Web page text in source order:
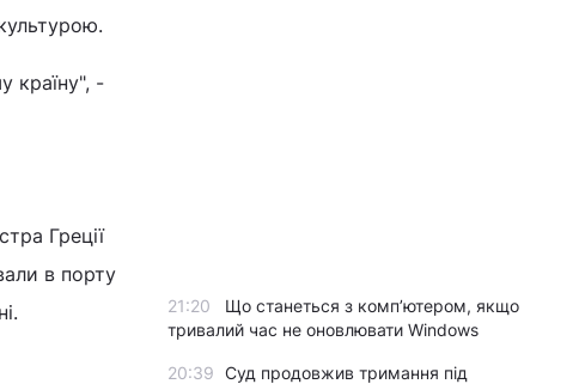
країну", -
Греції
в порту
21:20
Що станеться з комп’ютером, якщо
тривалий час не оновлювати Windows
20:39 Суд продовжив тримання під